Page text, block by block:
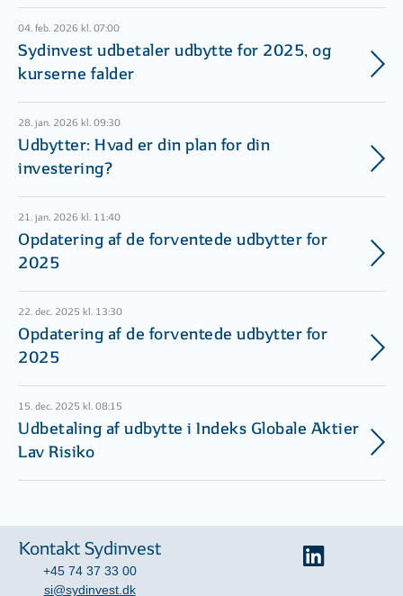
04. feb. 2026 kl. 07:00
Sydinvest udbetaler udbytte for 2025, og
kurserne falder
28. jan. 2026 kl. 09:30
Udbytter: Hvad er din plan for din
investering?
21. jan. 2026 kl. 11:40
Opdatering af de forventede udbytter for
2025
22. dec. 2025 kl. 13:30
Opdatering af de forventede udbytter for
2025
15. dec. 2025 kl. 08:15
Udbetaling af udbytte i Indeks Globale Aktier
Lav Risiko
Kontakt Sydinvest
+45 74 37 33 00
si@sydinvest.dk